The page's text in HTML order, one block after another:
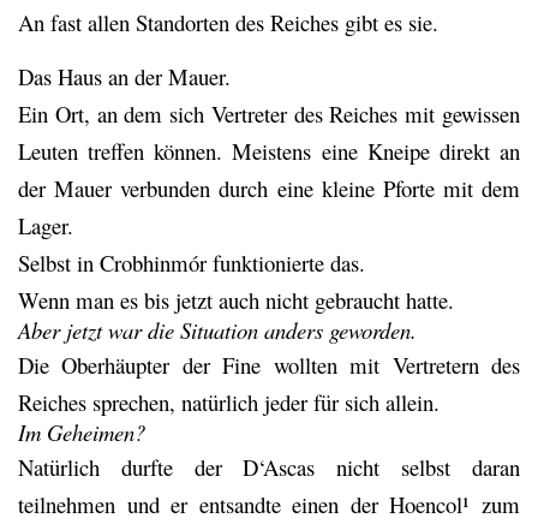
An fast allen Standorten des Reiches gibt es sie.
Das Haus an der Mauer.
Ein Ort, an dem sich Vertreter des Reiches mit gewissen
Leuten treffen können. Meistens eine Kneipe direkt an
der Mauer verbunden durch eine kleine Pforte mit dem
Lager.
Selbst in Crobhinmór funktionierte das.
Wenn man es bis jetzt auch nicht gebraucht hatte.
Aber jetzt war die Situation anders geworden.
Die Oberhäupter der Fine wollten mit Vertretern des
Reiches sprechen, natürlich jeder für sich allein.
Im Geheimen?
Natürlich durfte der D‘Ascas nicht selbst daran
teilnehmen und er entsandte einen der Hoencol¹ zum